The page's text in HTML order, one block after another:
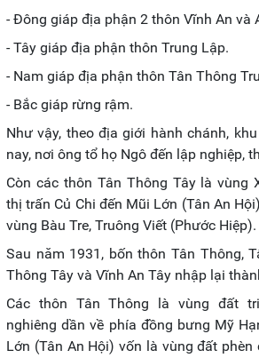
- Đông giáp địa phận 2 thôn Vĩnh An và
- Tây giáp địa phận thôn Trung Lập.
- Nam giáp địa phận thôn Tân Thông
- Bắc giáp rừng rậm.
Như vậy, theo địa giới hành chánh,
nay, nơi ông tổ họ Ngô đến lập nghiệp,
Còn các thôn Tân Thông Tây là vùng
thị trấn Củ Chi đến Mũi Lớn (Tân An
vùng Bàu Tre, Truông Viết (Phước Hiệp).
Sau năm 1931, bốn thôn Tân Thông,
Thông Tây và Vĩnh An Tây nhập lại
Các thôn Tân Thông là vùng đất
nghiêng dần về phía đồng bưng Mỹ
Lớn (Tân An Hội) vốn là vùng đất phèn